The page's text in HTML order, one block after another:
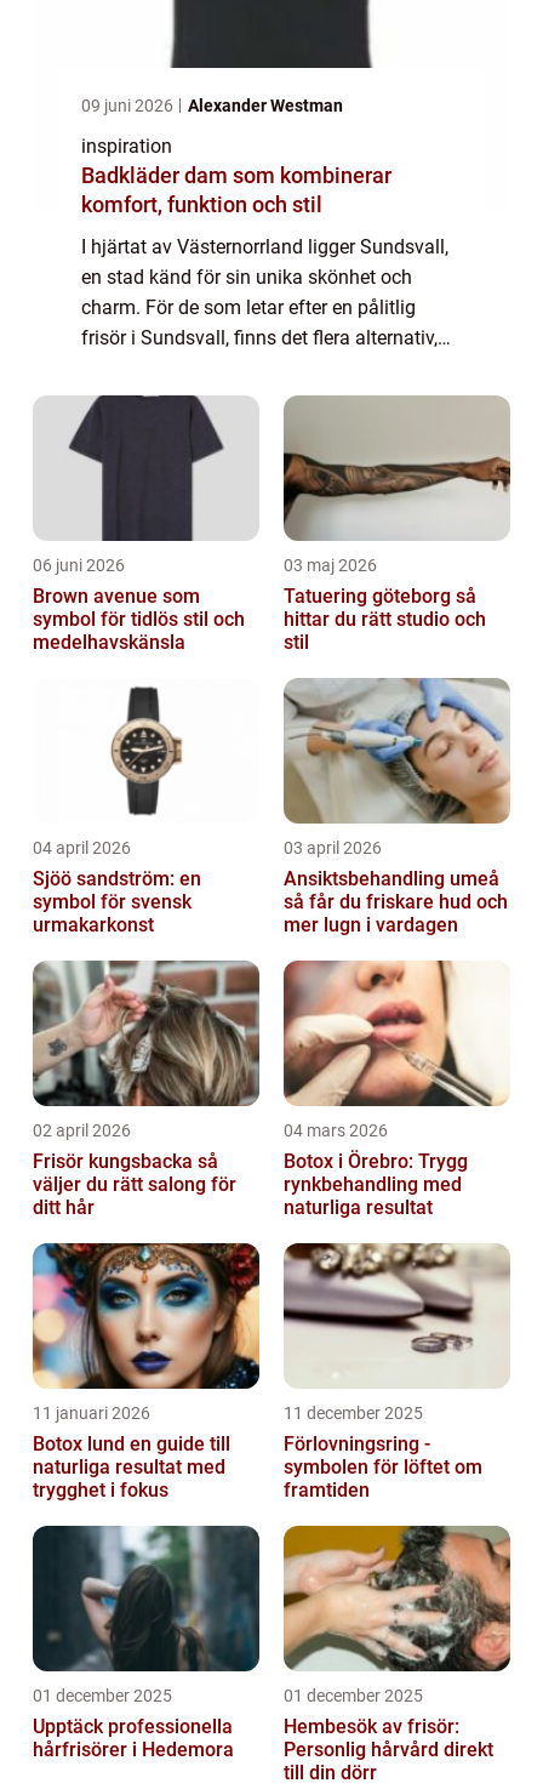
09 juni 2026 Alexander Westman
inspiration
Badkläder dam som kombinerar
komfort, funktion och stil
I hjärtat av Västernorrland ligger Sundsvall,
en stad känd för sin unika skönhet och
charm. För de som letar efter en pålitlig
frisör i Sundsvall, finns det flera alternativ,
06 juni 2026
Brown avenue som
symbol för tidlös stil och
medelhavskänsla
03 maj 2026
Tatuering göteborg så
hittar du rätt studio och
stil
04 april 2026
Sjöö sandström: en
symbol för svensk
urmakarkonst
03 april 2026
Ansiktsbehandling umeå
så får du friskare hud och
mer lugn i vardagen
02 april 2026
Frisör kungsbacka så
väljer du rätt salong för
ditt hår
04 mars 2026
Botox i Örebro: Trygg
rynkbehandling med
naturliga resultat
11 januari 2026
Botox lund en guide till
naturliga resultat med
trygghet i fokus
11 december 2025
Förlovningsring -
symbolen för löftet om
framtiden
01 december 2025
Upptäck professionella
hårfrisörer i Hedemora
01 december 2025
Hembesök av frisör:
Personlig hårvård direkt
till din dörr